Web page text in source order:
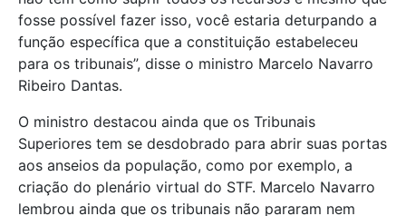
fosse possível fazer isso, você estaria deturpando a
função específica que a constituição estabeleceu
para os tribunais”, disse o ministro Marcelo Navarro
Ribeiro Dantas.
O ministro destacou ainda que os Tribunais
Superiores tem se desdobrado para abrir suas portas
aos anseios da população, como por exemplo, a
criação do plenário virtual do STF. Marcelo Navarro
lembrou ainda que os tribunais não pararam nem